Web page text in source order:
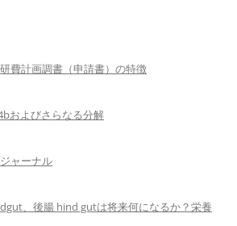
費計画調書（申請書）の特徴
およびさらなる分解
ャーナル
、後腸 hind gutは将来何になるか？栄養